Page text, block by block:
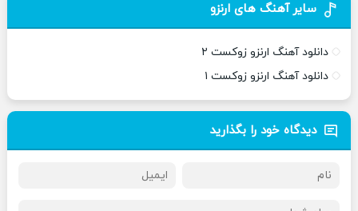
سایر آهنگ های ارنزو
دانلود آهنگ ارنزو زوکست ۲
دانلود آهنگ ارنزو زوکست ۱
دیدگاه خود را بگذارید